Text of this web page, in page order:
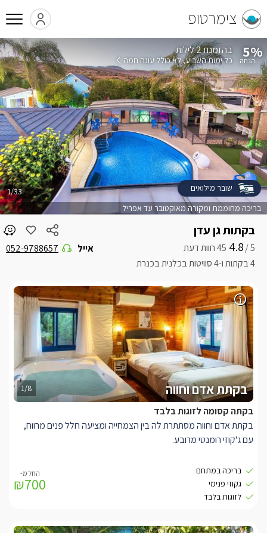
צימרטופ
בקתות גן עדן
5 /
4.8
4 בקתות ו-4 סוויטות בכלנית בכנרת
אייל 052-9788657
בריכה מחוממת ומקורה מאוקטובר עד אפריל
1/33
5% בהזמנת 2 לילות
כל ימות השבוע לא כולל עונה חמה
שובר מילואים
1/8 בקתת אדם וחווה
בקתה קסומה לזוגות בלבד
בקתת אדם וחווה מסתתרת לה בין הצמחייה ומציעה חלל פנים מרווח,
עם ג'קוזי רומנטי מרובע.
ומסך LCD שמתכוונן אל כל חלקי הבקתה לנוחיותכם המירבית.
בחוץ ממתינה עבורכם מרפסת גן פרטית גדולה ומפנקת (מקורה),
שממנה תוכלו לצאת אל הגן הפתוח.
וג'קוזי ספא מפנק, שולחן סנוקר וצמחייה מרהיבה שעוטפת את הגן.
בריכה במתחם
גקוזי פנימי
לזוגות בלבד
₪700